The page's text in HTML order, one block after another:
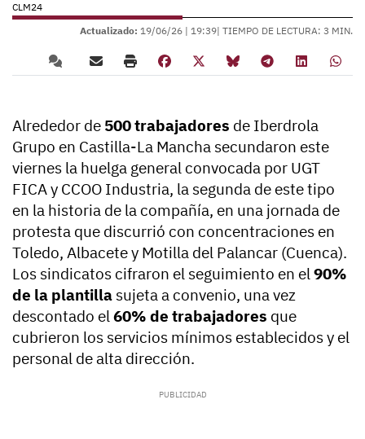
CLM24
Actualizado: 19/06/26 | 19:39| TIEMPO DE LECTURA: 3 MIN.
Alrededor de 500 trabajadores de Iberdrola
Grupo en Castilla-La Mancha secundaron este
viernes la huelga general convocada por UGT
FICA y CCOO Industria, la segunda de este tipo
en la historia de la compañía, en una jornada de
protesta que discurrió con concentraciones en
Toledo, Albacete y Motilla del Palancar (Cuenca).
Los sindicatos cifraron el seguimiento en el90%
de la plantilla sujeta a convenio, una vez
descontado el60% de trabajadores que
cubrieron los servicios mínimos establecidos y el
personal de alta dirección.